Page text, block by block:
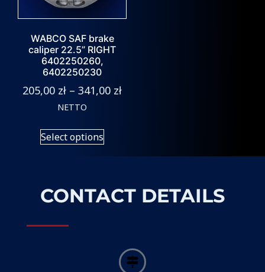
WABCO SAF brake
caliper 22.5” RIGHT
6402250260,
6402250230
205,00 zł – 341,00 zł
NETTO
Select options
CONTACT DETAILS